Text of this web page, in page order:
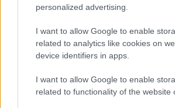
personalized advertising.
I want to allow Google to enable
related to analytics like cookies on
device identifiers in apps.
I want to allow Google to enable
related to functionality of the website
Re: Takto sa rieši málo úložného
stačil jeden prvok | Môjdom.sk
My napríklad labky utierame hneď pri
používame tyčový ETA Terier…
Re: Takto sa rieši málo úložného
stačil jeden prvok | Môjdom.sk